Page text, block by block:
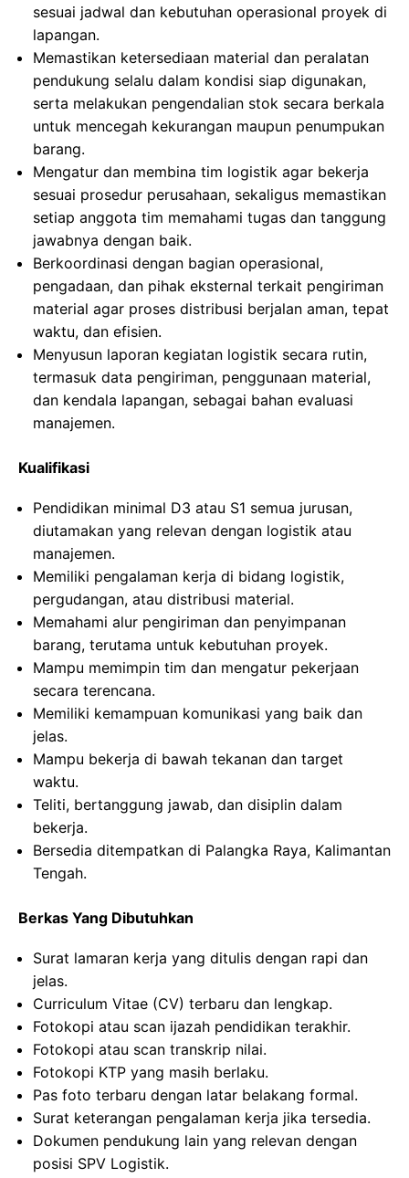
sesuai jadwal dan kebutuhan operasional proyek di
lapangan.
Memastikan ketersediaan material dan peralatan
pendukung selalu dalam kondisi siap digunakan,
serta melakukan pengendalian stok secara berkala
untuk mencegah kekurangan maupun penumpukan
barang.
Mengatur dan membina tim logistik agar bekerja
sesuai prosedur perusahaan, sekaligus memastikan
setiap anggota tim memahami tugas dan tanggung
jawabnya dengan baik.
Berkoordinasi dengan bagian operasional,
pengadaan, dan pihak eksternal terkait pengiriman
material agar proses distribusi berjalan aman, tepat
waktu, dan efisien.
Menyusun laporan kegiatan logistik secara rutin,
termasuk data pengiriman, penggunaan material,
dan kendala lapangan, sebagai bahan evaluasi
manajemen.
Kualifikasi
Pendidikan minimal D3 atau S1 semua jurusan,
diutamakan yang relevan dengan logistik atau
manajemen.
Memiliki pengalaman kerja di bidang logistik,
pergudangan, atau distribusi material.
Memahami alur pengiriman dan penyimpanan
barang, terutama untuk kebutuhan proyek.
Mampu memimpin tim dan mengatur pekerjaan
secara terencana.
Memiliki kemampuan komunikasi yang baik dan
jelas.
Mampu bekerja di bawah tekanan dan target
waktu.
Teliti, bertanggung jawab, dan disiplin dalam
bekerja.
Bersedia ditempatkan di Palangka Raya, Kalimantan
Tengah.
Berkas Yang Dibutuhkan
Surat lamaran kerja yang ditulis dengan rapi dan
jelas.
Curriculum Vitae (CV) terbaru dan lengkap.
Fotokopi atau scan ijazah pendidikan terakhir.
Fotokopi atau scan transkrip nilai.
Fotokopi KTP yang masih berlaku.
Pas foto terbaru dengan latar belakang formal.
Surat keterangan pengalaman kerja jika tersedia.
Dokumen pendukung lain yang relevan dengan
posisi SPV Logistik.